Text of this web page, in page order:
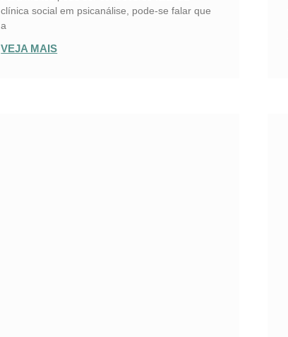
clínica social em psicanálise, pode-se falar que
a
VEJA MAIS